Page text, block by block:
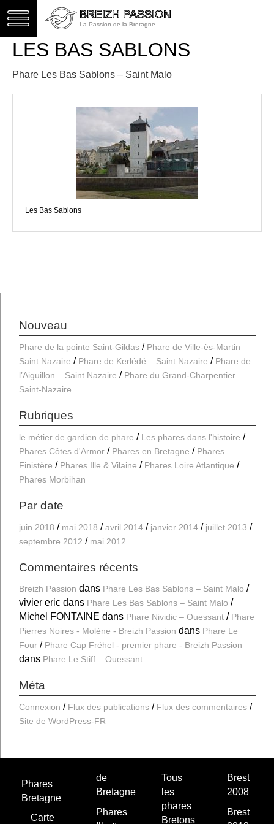
BREIZH PASSION
La Passion de la Bretagne
LES BAS SABLONS
Phare Les Bas Sablons – Saint Malo
Les Bas Sablons
Nouveau
Phare de la pointe Saint-Gildas
Phare de Ville-ès-Martin –
Saint Nazaire
Phare de Kerlédé – Saint Nazaire
Phare de
l’Aiguillon – Saint Nazaire
Phare du Grand-Charpentier –
Saint-Nazaire
Rubriques
le métier de gardien de phare
Les phares dans l'histoire
Phares Côtes d'Armor
Phares en Bretagne
Phares
Finistère
Phares Ille & Vilaine
Phares Loire Atlantique
Phares Morbihan
Par date
juin 2018 mai 2018 avril 2014 janvier 2014
juillet 2013
septembre 2012
mai 2012
Commentaires récents
Breizh Passion dans Phare Les Bas Sablons – Saint Malo
vivier eric dans Phare Les Bas Sablons – Saint Malo
Michel FONTAINE dans Phare Nividic – Ouessant
Phare
Pierres Noires - Molène - Breizh Passion dans Phare Le
Four
Phare Cap Fréhel - premier phare - Breizh Passion
dans Phare Le Stiff – Ouessant
Méta
Connexion Flux des publications
Flux des commentaires
Site de WordPress-FR
Phares
Bretagne
Carte
de
Bretagne
Phares
Tous
les
phares
Bretons
Brest
2008
Brest
BREIZH PASSION
La Passion de la Bretagne